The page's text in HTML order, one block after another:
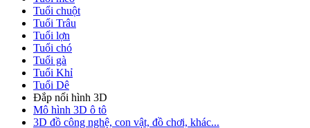
Tuổi chuột
Tuổi Trâu
Tuổi lợn
Tuổi chó
Tuổi gà
Tuổi Khỉ
Tuổi Dê
Đắp nổi hình 3D
Mô hình 3D ô tô
3D đồ công nghệ, con vật, đồ chơi, khác...